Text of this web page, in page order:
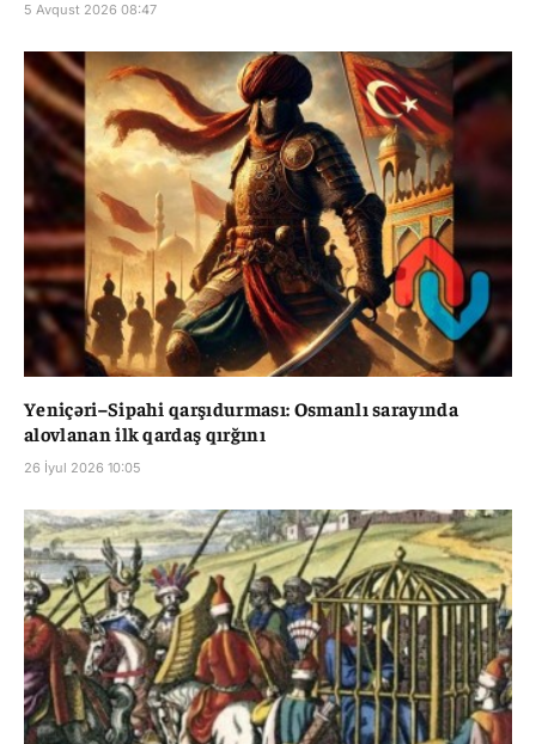
5 Avqust 2026 08:47
Yeniçəri–Sipahi qarşıdurması: Osmanlı sarayında
alovlanan ilk qardaş qırğını
26 İyul 2026 10:05